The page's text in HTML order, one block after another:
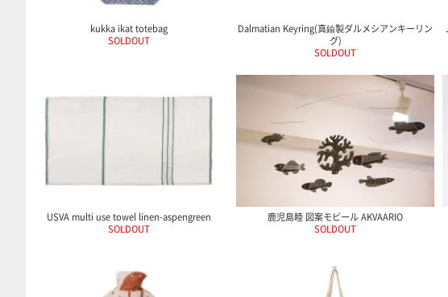
kukka ikat totebag
SOLDOUT
Dalmatian Keyring(真鍮製ダルメシアンキーリン
グ)
SOLDOUT
USVA multi use towel linen-aspengreen
SOLDOUT
鹿児島睦 図案モビール AKVAARIO
SOLDOUT